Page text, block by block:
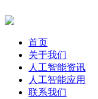
首页
关于我们
人工智能资讯
人工智能应用
联系我们